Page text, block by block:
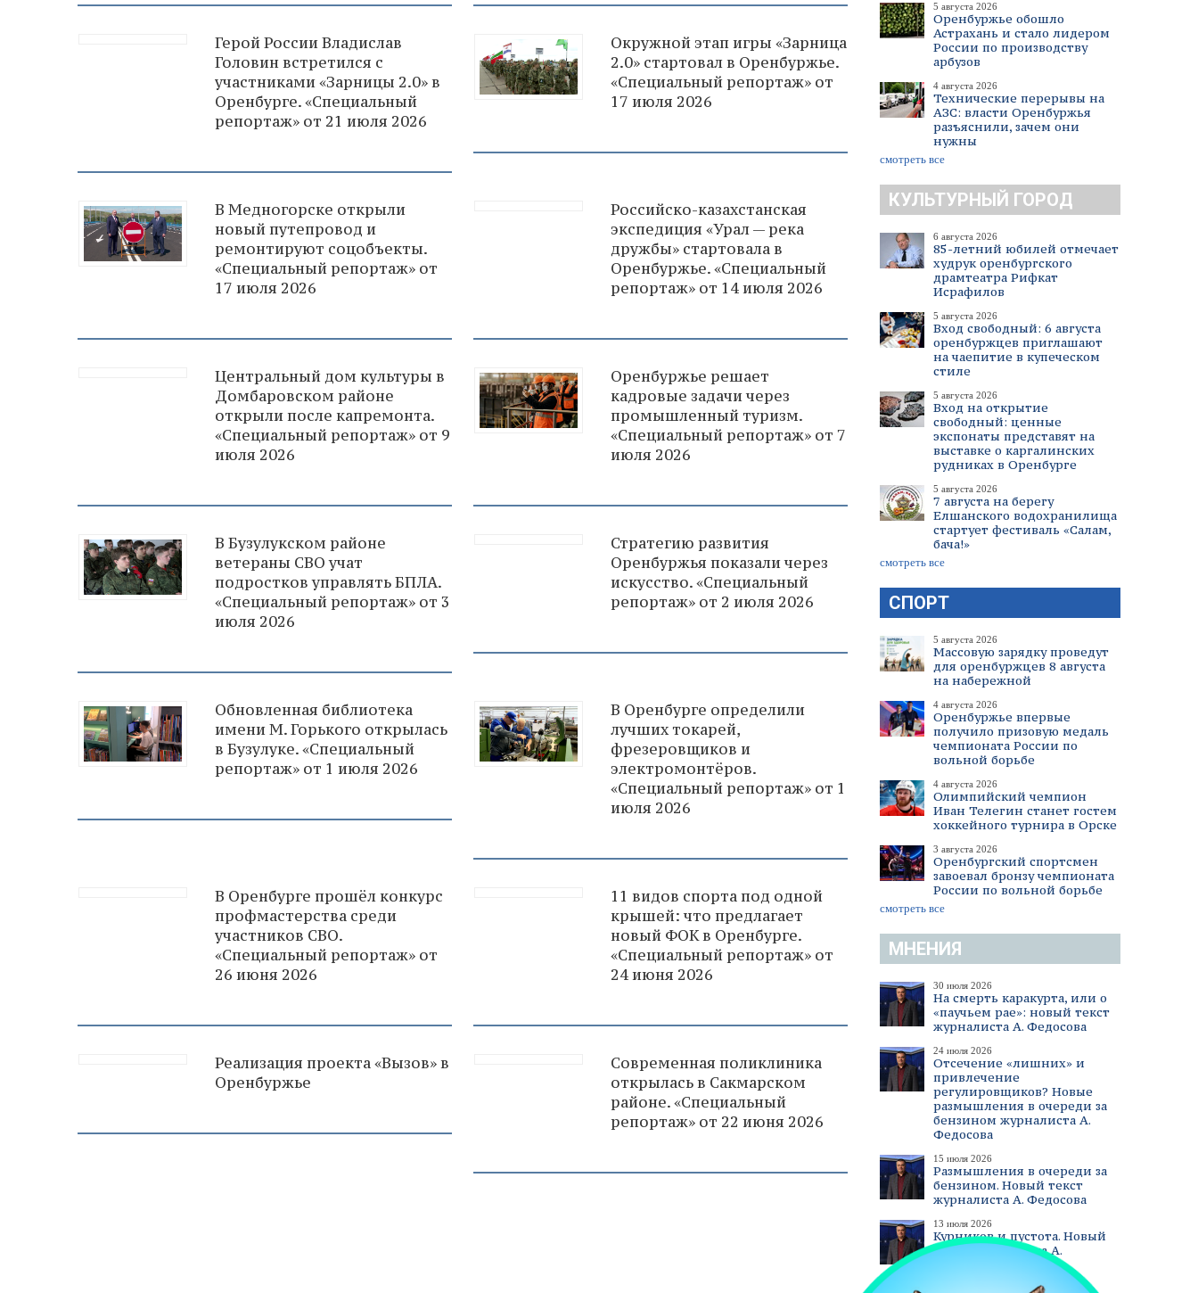
5 августа 2026
Оренбуржье обошло
Астрахань и стало лидером
России по производству
арбузов
4 августа 2026
Технические перерывы на
АЗС: власти Оренбуржья
разъяснили, зачем они
нужны
смотреть все
КУЛЬТУРНЫЙ ГОРОД
6 августа 2026
85-летний юбилей отмечает
худрук оренбургского
драмтеатра Рифкат
Исрафилов
5 августа 2026
Вход свободный: 6 августа
оренбуржцев приглашают
на чаепитие в купеческом
стиле
5 августа 2026
Вход на открытие
свободный: ценные
экспонаты представят на
выставке о каргалинских
рудниках в Оренбурге
5 августа 2026
7 августа на берегу
Елшанского водохранилища
стартует фестиваль «Салам,
бача!»
смотреть все
СПОРТ
5 августа 2026
Массовую зарядку проведут
для оренбуржцев 8 августа
на набережной
4 августа 2026
Оренбуржье впервые
получило призовую медаль
чемпионата России по
вольной борьбе
4 августа 2026
Олимпийский чемпион
Иван Телегин станет гостем
хоккейного турнира в Орске
3 августа 2026
Оренбургский спортсмен
завоевал бронзу чемпионата
России по вольной борьбе
смотреть все
МНЕНИЯ
30 июля 2026
На смерть каракурта, или о
«паучьем рае»: новый текст
журналиста А. Федосова
24 июля 2026
Отсечение «лишних» и
привлечение
регулировщиков? Новые
размышления в очереди за
бензином журналиста А.
Федосова
15 июля 2026
Размышления в очереди за
бензином. Новый текст
журналиста А. Федосова
13 июля 2026
Курников и пустота. Новый
текст журналиста А.
смотреть все
Герой России Владислав
Головин встретился с
участниками «Зарницы 2.0» в
Оренбурге. «Специальный
репортаж» от 21 июля 2026
Окружной этап игры «Зарница
2.0» стартовал в Оренбуржье.
«Специальный репортаж» от
17 июля 2026
В Медногорске открыли
новый путепровод и
ремонтируют соцобъекты.
«Специальный репортаж» от
17 июля 2026
Российско-казахстанская
экспедиция «Урал — река
дружбы» стартовала в
Оренбуржье. «Специальный
репортаж» от 14 июля 2026
Центральный дом культуры в
Домбаровском районе
открыли после капремонта.
«Специальный репортаж» от 9
июля 2026
Оренбуржье решает
кадровые задачи через
промышленный туризм.
«Специальный репортаж» от 7
июля 2026
В Бузулукском районе
ветераны СВО учат
подростков управлять БПЛА.
«Специальный репортаж» от 3
июля 2026
Стратегию развития
Оренбуржья показали через
искусство. «Специальный
репортаж» от 2 июля 2026
Обновленная библиотека
имени М. Горького открылась
в Бузулуке. «Специальный
репортаж» от 1 июля 2026
В Оренбурге определили
лучших токарей,
фрезеровщиков и
электромонтёров.
«Специальный репортаж» от 1
июля 2026
В Оренбурге прошёл конкурс
профмастерства среди
участников СВО.
«Специальный репортаж» от
26 июня 2026
11 видов спорта под одной
крышей: что предлагает
новый ФОК в Оренбурге.
«Специальный репортаж» от
24 июня 2026
Реализация проекта «Вызов» в
Оренбуржье
Современная поликлиника
открылась в Сакмарском
районе. «Специальный
репортаж» от 22 июня 2026